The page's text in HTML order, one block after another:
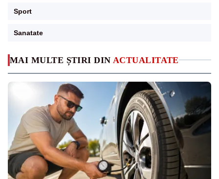
MAI MULTE ȘTIRI DIN ACTUALITATE
Sport
Sanatate